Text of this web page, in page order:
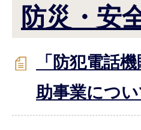
防災・安
「防犯電話
助事業につ